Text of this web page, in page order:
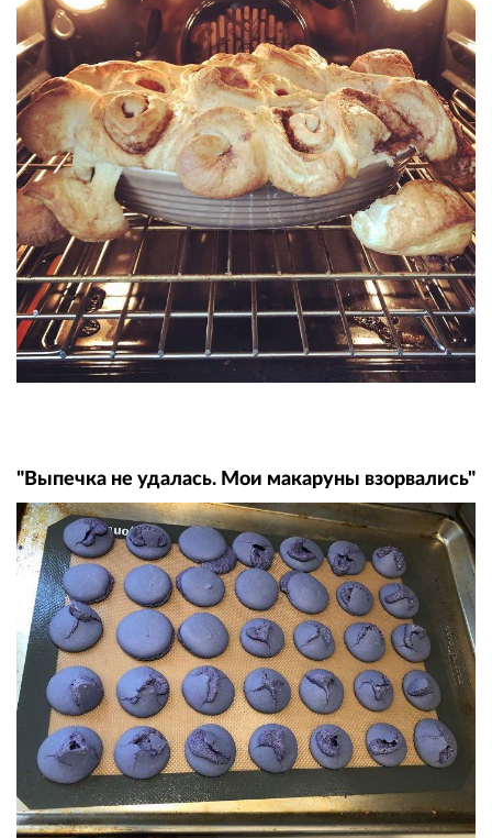
"Выпечка не удалась. Мои макаруны взорвались"